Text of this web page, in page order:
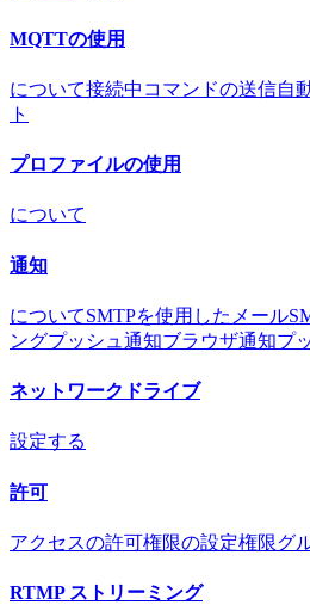
MQTTの使用
について接続中 コマンドの送信自
ト
プロファイルの使用
について
通知
についてSMTPを使用したメール
ングプッシュ通知ブラウザ通知プ
ネットワークドライブ
設定する
許可
アクセスの許可権限の設定権限グ
RTMP ストリーミング